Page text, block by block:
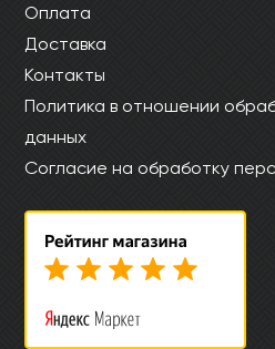
Оплата
Доставка
Контакты
Политика в отношении
данных
Согласие на обработку